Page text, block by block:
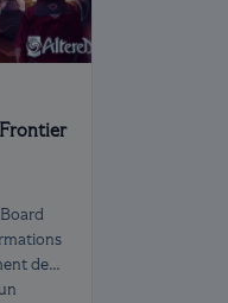
de